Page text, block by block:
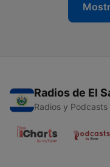
Radios de El
Radios y Podcasts